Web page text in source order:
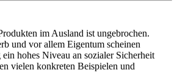
im Ausland ist ungebrochen.
und vor allem Eigentum scheinen
hohes Niveau an sozialer Sicherheit
vielen konkreten Beispielen und